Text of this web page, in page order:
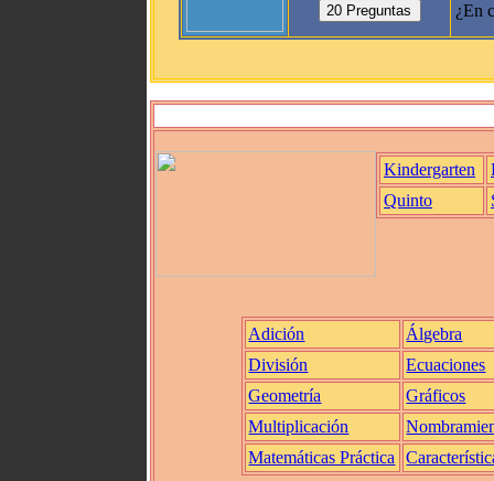
¿En
Kindergarten
Quinto
Adición
Álgebra
División
Ecuaciones
Geometría
Gráficos
Multiplicación
Matemáticas Práctica